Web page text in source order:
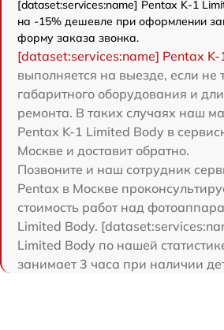
[dataset:services:name] Pentax K-1
на -15% дешевле при оформлении
форму заказа звонка.
[dataset:services:name] Pentax
выполняется на выезде, если не
габаритного оборудования и
ремонта. В таких случаях наш
Pentax K-1 Limited Body в
Москве и доставит обратно.
Позвоните и наш сотрудник
Pentax в Москве
стоимость работ над
Limited Body.
Limited Body по нашей
занимает 3 часа при наличии